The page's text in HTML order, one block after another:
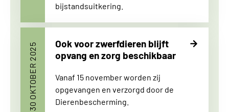
bijstandsuitkering.
Ook voor zwerfdieren blijft
opvang en zorg beschikbaar
30 OKTOBER 2025
Vanaf 15 november worden zij
opgevangen en verzorgd door de
Dierenbescherming.